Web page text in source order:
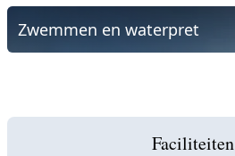
Zwemmen en waterpret
Faciliteiten